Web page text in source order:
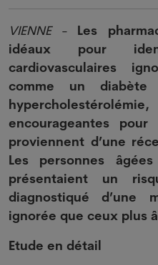
VIENNE - Les
idéaux pour
cardiovasculaires
comme un
encourageantes
proviennent d’une
Les personnes
présentaient un
diagnostiqué d’une
ignorée que ceux plus
Etude en détail